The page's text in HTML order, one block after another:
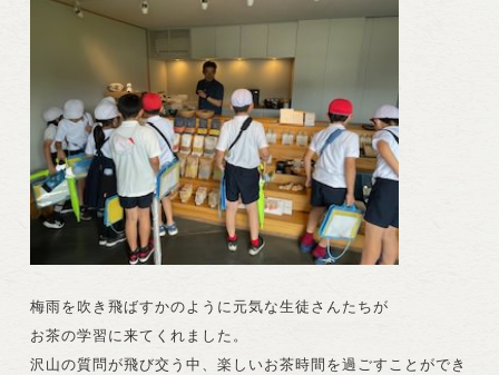
梅雨を吹き飛ばすかのように元気な生徒さんたちが
お茶の学習に来てくれました。
沢山の質問が飛び交う中、楽しいお茶時間を過ごすことができ